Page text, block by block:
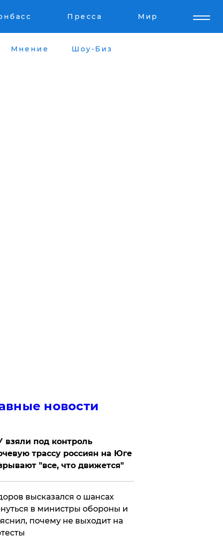
Пресса Мир
Мнение Шоу-Биз
новости
взяли под контроль
трассу россиян на Юге
"все, что движется"
высказался о шансах
в министры обороны и
почему не выходит на